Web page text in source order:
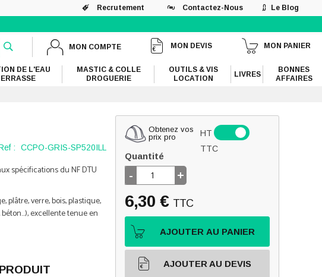
Recrutement Contactez-Nous Le Blog
MON COMPTE MON DEVIS MON PANIER
DE L'EAU
MASTIC & COLLE
DROGUERIE
OUTILS & VIS
LOCATION
LIVRES
BONNES
AFFAIRES
: CCPO-GRIS-SP520ILL
spécifications du NF DTU
plâtre, verre, bois, plastique,
excellente tenue en
Obtenez vos
prix pro
HT
TTC
Quantité
- +
6,30 € TTC
AJOUTER AU PANIER
AJOUTER AU DEVIS